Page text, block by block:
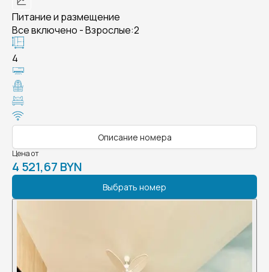
Питание и размещение
Все включено - Взрослые:2
4
Описание номера
Цена от
4 521,67 BYN
Выбрать номер